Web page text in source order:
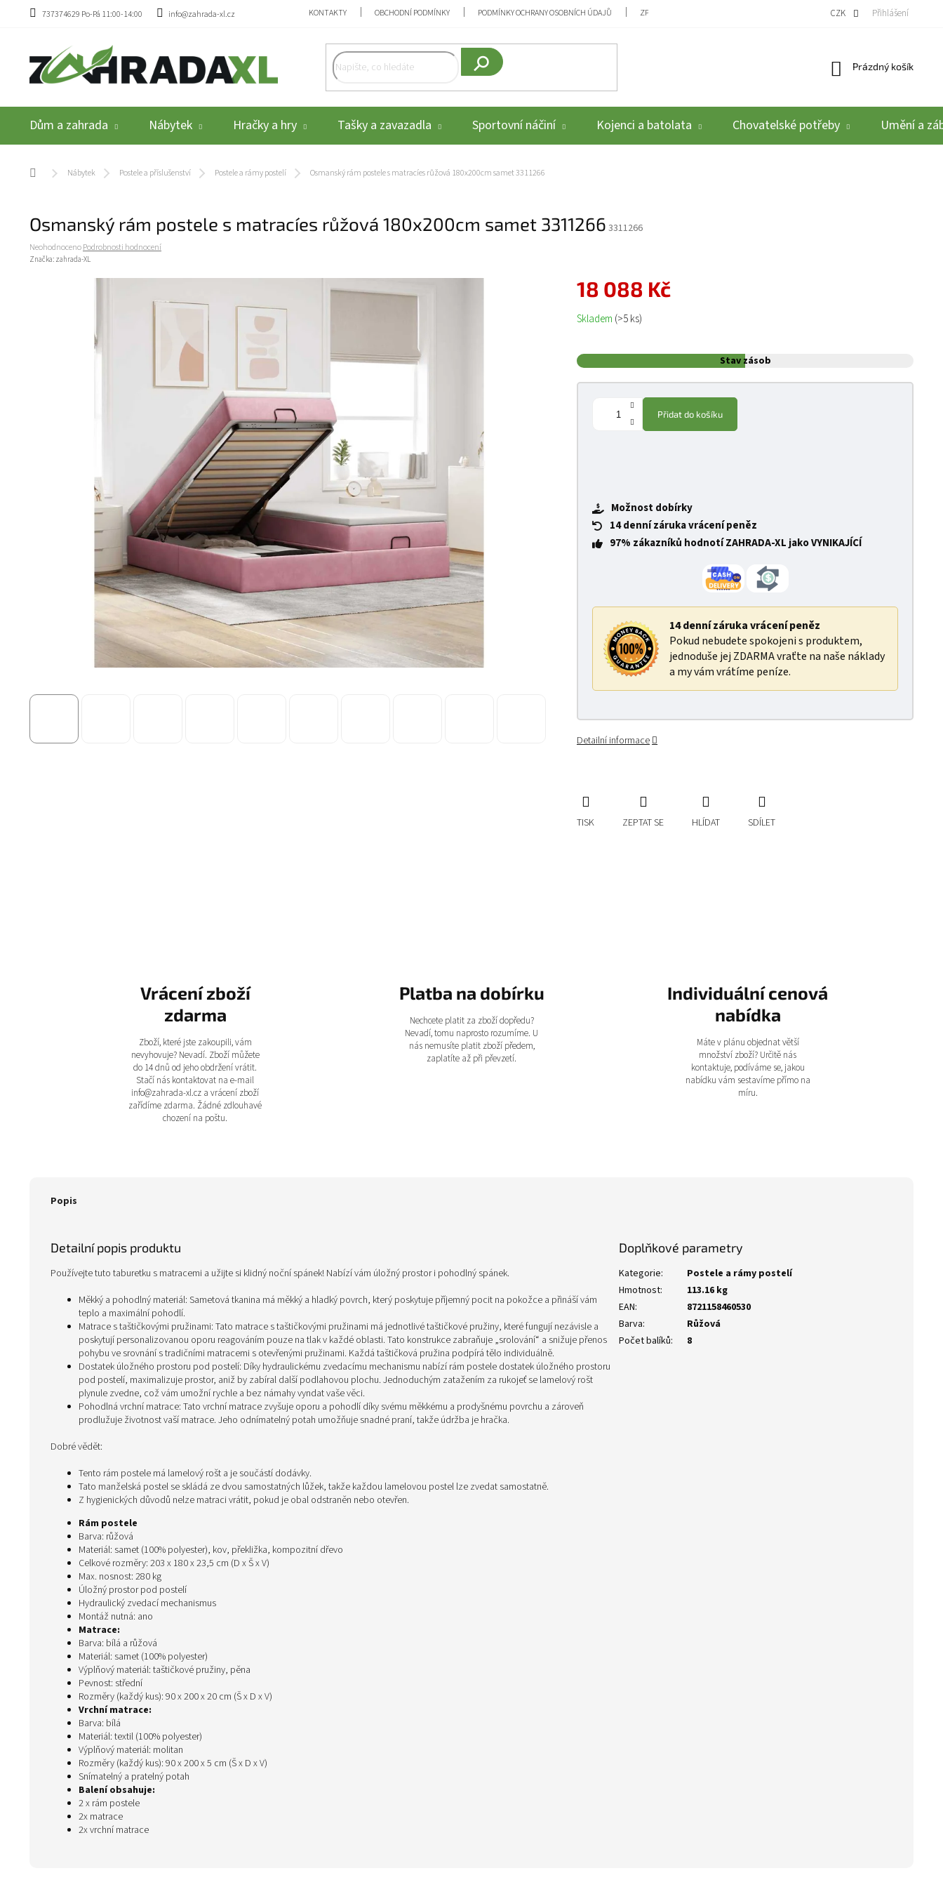
Přejít na obsah
737374629 Po-Pá 11:00-14:00 info@zahrada-xl.cz KONTAKTY OBCHODNÍ PODMÍNKY PODMÍNKY OCHRANY OSOBNÍCH ÚDAJŮ ZPĚTNÝ ODBĚR VYSLOUŽILÝCH ELEKTROZAŘÍZENÍ / BATERIÍ REKLAMACE A
CZK Přihlášení
Hledat
Nákupní košík
Prázdný košík
Dům a zahrada Nábytek Hračky a hry Tašky a zavazadla Sportovní náčiní Kojenci a batolata Chovatelské potřeby Umění a
Domů Nábytek Postele a příslušenství Postele a rámy postelí Osmanský rám postele s matracíes růžová 180x200cm samet 3311266
Osmanský rám postele s matracíes růžová 180x200cm samet 3311266 3311266
Průměrné hodnocení produktu je 0,0 z 5 hvězdiček.
NeohodnocenoPodrobnosti hodnocení
Značka: zahrada-XL
18 088 Kč
Měrná cena:
Skladem (>5 ks)
Stav zásob
Přidat do košíku
Možnost dobírky
14 denní záruka vrácení peněz
97% zákazníků hodnotí ZAHRADA-XL jako VYNIKAJÍCÍ
14 denní záruka vrácení peněz
Pokud nebudete spokojeni s produktem,
jednoduše jej ZDARMA vraťte na naše náklady
a my vám vrátíme peníze.
Detailní informace
TISK ZEPTAT SE HLÍDAT SDÍLET
Vrácení zboží
zdarma
Zboží, které jste zakoupili, vám
nevyhovuje? Nevadí. Zboží můžete
do 14 dnů od jeho obdržení vrátit.
Stačí nás kontaktovat na e-mail
info@zahrada-xl.cz a vrácení zboží
zařídíme zdarma. Žádné zdlouhavé
chození na poštu.
Platba na dobírku
Nechcete platit za zboží dopředu?
Nevadí, tomu naprosto rozumíme. U
nás nemusíte platit zboží předem,
zaplatíte až při převzetí.
Individuální cenová
nabídka
Máte v plánu objednat větší
množství zboží? Určitě nás
kontaktuje, podíváme se, jakou
nabídku vám sestavíme přímo na
míru.
Popis
Detailní popis produktu
Používejte tuto taburetku s matracemi a užijte si klidný noční spánek! Nabízí vám úložný prostor i pohodlný spánek.
Měkký a pohodlný materiál: Sametová tkanina má měkký a hladký povrch, který poskytuje příjemný pocit na pokožce a přináší vám
teplo a maximální pohodlí.
Matrace s taštičkovými pružinami: Tato matrace s taštičkovými pružinami má jednotlivé taštičkové pružiny, které fungují nezávisle a
poskytují personalizovanou oporu reagováním pouze na tlak v každé oblasti. Tato konstrukce zabraňuje „srolování“ a snižuje přenos
pohybu ve srovnání s tradičními matracemi s otevřenými pružinami. Každá taštičková pružina podpírá tělo individuálně.
Dostatek úložného prostoru pod postelí: Díky hydraulickému zvedacímu mechanismu nabízí rám postele dostatek úložného prostoru
pod postelí, maximalizuje prostor, aniž by zabíral další podlahovou plochu. Jednoduchým zatažením za rukojeť se lamelový rošt
plynule zvedne, což vám umožní rychle a bez námahy vyndat vaše věci.
Pohodlná vrchní matrace: Tato vrchní matrace zvyšuje oporu a pohodlí díky svému měkkému a prodyšnému povrchu a zároveň
prodlužuje životnost vaší matrace. Jeho odnímatelný potah umožňuje snadné praní, takže údržba je hračka.
Dobré vědět:
Tento rám postele má lamelový rošt a je součástí dodávky.
Tato manželská postel se skládá ze dvou samostatných lůžek, takže každou lamelovou postel lze zvedat samostatně.
Z hygienických důvodů nelze matraci vrátit, pokud je obal odstraněn nebo otevřen.
Rám postele
Barva: růžová
Materiál: samet (100% polyester), kov, překližka, kompozitní dřevo
Celkové rozměry: 203 x 180 x 23,5 cm (D x Š x V)
Max. nosnost: 280 kg
Úložný prostor pod postelí
Hydraulický zvedací mechanismus
Montáž nutná: ano
Matrace:
Barva: bílá a růžová
Materiál: samet (100% polyester)
Výplňový materiál: taštičkové pružiny, pěna
Pevnost: střední
Rozměry (každý kus): 90 x 200 x 20 cm (Š x D x V)
Vrchní matrace:
Barva: bílá
Materiál: textil (100% polyester)
Výplňový materiál: molitan
Rozměry (každý kus): 90 x 200 x 5 cm (Š x D x V)
Snímatelný a pratelný potah
Balení obsahuje:
2 x rám postele
2x matrace
2x vrchní matrace
Doplňkové parametry
Kategorie:
Postele a rámy postelí
Hmotnost:
113.16 kg
EAN:
8721158460530
Barva:
Růžová
Počet balíků: 8